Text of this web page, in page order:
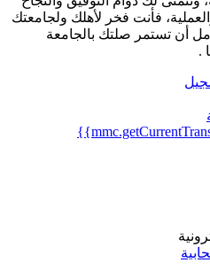
فأنت فخر لأهلك ولجامعتك
أن تستمر صلتك بالجامعة
.